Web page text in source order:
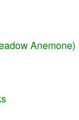
Anemone)